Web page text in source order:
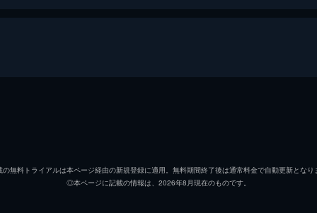
斎藤大佐
無料トライアルは本ページ経由の新規登録に適用。無料期間終了後は通常料金で自動更新となり
◎本ページに記載の情報は、2026年8月現在のものです。